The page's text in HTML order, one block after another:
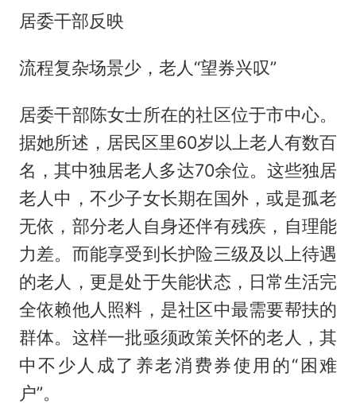
居委干部反映
流程复杂场景少，老人“望券兴叹”
居委干部陈女士所在的社区位于市中心。
据她所述，居民区里60岁以上老人有数百
名，其中独居老人多达70余位。这些独居
老人中，不少子女长期在国外，或是孤老
无依，部分老人自身还伴有残疾，自理能
力差。而能享受到长护险三级及以上待遇
的老人，更是处于失能状态，日常生活完
全依赖他人照料，是社区中最需要帮扶的
群体。这样一批亟须政策关怀的老人，其
中不少人成了养老消费券使用的“困难
户”。